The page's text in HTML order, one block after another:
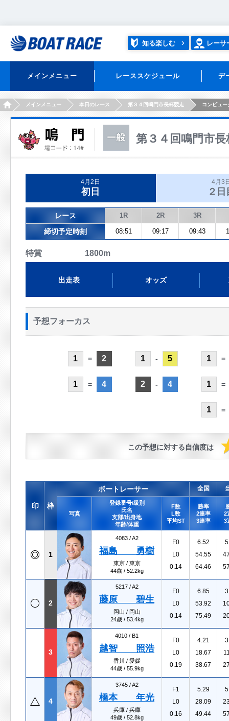
知る楽しむ レーサ
メインメニュー レーススケジュール デ
HOMEメインメニュー 本日のレース 第３４回鳴門市長杯競走 コンピュー
第３４回鳴門市長
4月2日
初日
4月3
２日
レース 1R 2R 3R
締切予定時刻 08:51 09:17 09:43
特賞 1800m
出走表 オッズ
予想フォーカス
1 = 2
1 = 4
1 - 5
2 - 4
1 =
1 =
1 =
この予想に対する自信度は
印 枠
ボートレーサー 全国
写真
登録番号/級別
氏名
支部/出身地
年齢/体重
F数
L数
平均ST
勝率
2連率
3連率
2
3
1
4083 /A2
福島 勇樹
東京 / 東京
44歳 / 52.2kg
F0
L0
0.14
6.52
54.55
64.46
2
5217 /A2
藤原 碧生
岡山 / 岡山
24歳 / 53.4kg
F0
L0
0.14
6.85
53.92
75.49
3
4010 / B1
越智 照浩
香川 / 愛媛
44歳 / 55.9kg
F0
L0
0.19
4.21
18.67
38.67
4
3745 /A2
橋本 年光
兵庫 / 兵庫
49歳 / 52.8kg
F1
L0
0.16
5.29
28.09
49.44